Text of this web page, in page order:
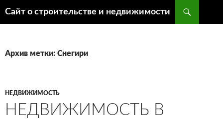
Сайт о строительстве и недвижимости
Архив метки: Снегири
НЕДВИЖИМОСТЬ
НЕДВИЖИМОСТЬ В